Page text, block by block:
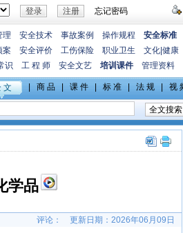
忘记密码
理 安全技术 事故案例 操作规程
安全标准
案 安全评价 工伤保险 职业卫生 文化 健康
识 工 程 师 安全文艺 培训课件 管理资料
学品
评论： 更新日期： 2026年06月09日